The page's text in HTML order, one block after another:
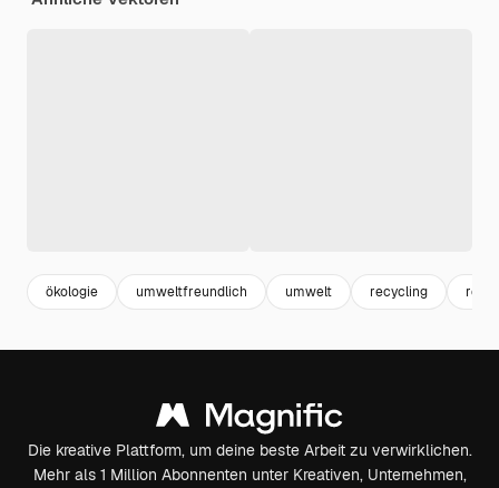
ökologie umweltfreundlich umwelt recycling
Die kreative Plattform, um deine beste Arbeit zu verwirklichen.
Mehr als 1 Million Abonnenten unter Kreativen, Unternehmen,